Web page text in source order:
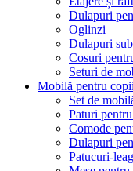
Dulapuri
Oglinzi
Dulapuri
Cosuri
Seturi de
Mobilă pentru copii
Set de
Paturi
Comode
Dulapuri
Patucuri-